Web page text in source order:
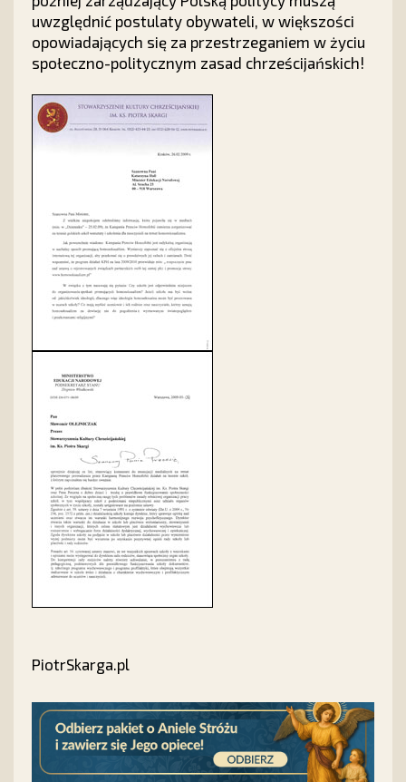
uwzględnić postulaty obywateli, w większości
opowiadających się za przestrzeganiem w życiu
społeczno-politycznym zasad chrześcijańskich!
PiotrSkarga.pl